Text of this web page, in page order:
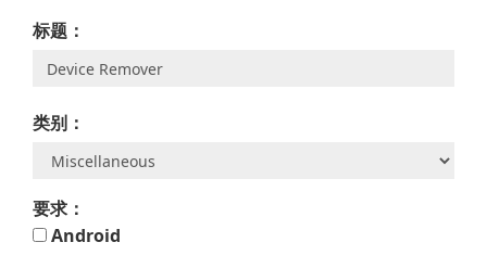
标题：
类别：
要求：
Android